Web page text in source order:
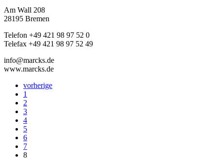
Am Wall 208
28195 Bremen
Telefon +49 421 98 97 52 0
Telefax +49 421 98 97 52 49
info@marcks.de
www.marcks.de
vorherige
1
2
3
4
5
6
7
8